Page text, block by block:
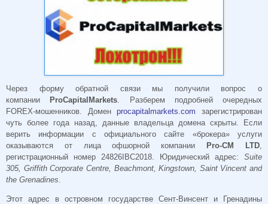
Через форму обратной связи мы получили вопрос о
компании
ProCapitalMarkets . Разберем подробней очередных
FOREX-мошенников. Доменprocapitalmarkets.com зарегистрирован
чуть более года назад, данные владельца домена скрыты. Если
верить информации с официального сайте «брокера» услуги
оказываются от лица офшорной компании
Pro-CM LTD
регистрационный номер 24826IBC2018. Юридический адрес: Suite
305, Griffith Corporate Centre, Beachmont, Kingstown, Saint Vincent and
the Grenadines
Этот адрес в островном государстве Сент-Винсент и Гренадины